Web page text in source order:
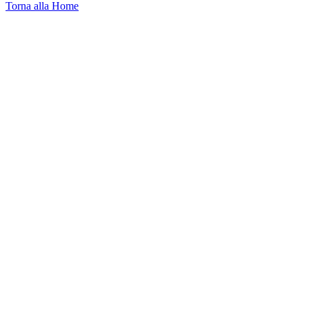
Torna alla Home